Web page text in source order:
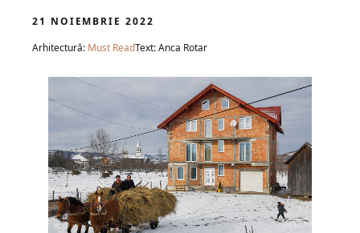
21 NOIEMBRIE 2022
Arhitectură: Must ReadText: Anca Rotar